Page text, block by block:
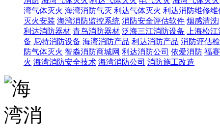
湾气体灭火 海湾消防气灭 利达气体灭火 利达消防维修维
灭火安装 海湾消防监控系统 消防安全评估软件 烟感清洗
利达消防器材 青鸟消防器材 泛海三江消防设备
上海松
备 尼特消防设备 海湾消防产品 利达消防产品 消防评估
防气体灭火 智淼消防商城网 利达消防公司 依爱消防 福
火 海湾消防安全技术 海湾消防公司 消防施工改造